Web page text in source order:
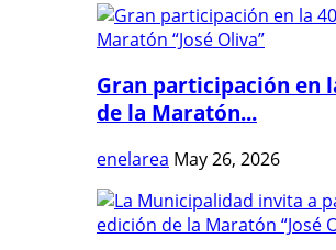
Gran participación en
de la Maratón...
enelarea May 26, 2026